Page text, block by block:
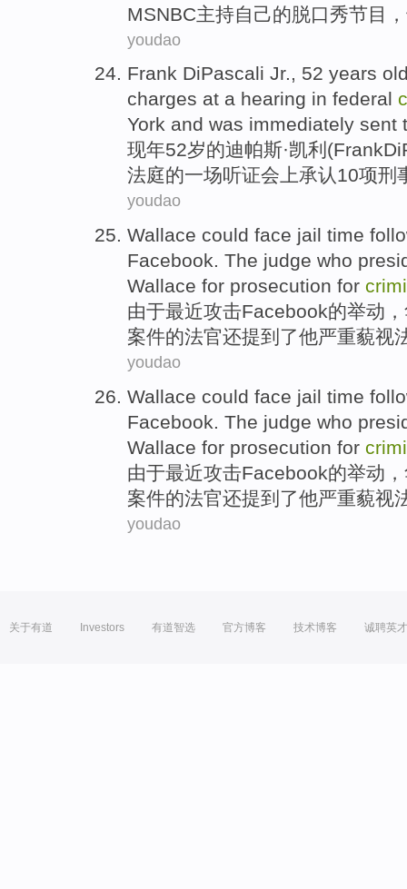
MSNBC主持自己的脱口秀节目
youdao
Frank DiPascali Jr., 52 years
charges at a hearing in federal
York and was immediately sent
现年52岁的迪帕斯·凯利(Frank
法庭的一场听证会 上承认10项刑
youdao
Wallace could face jail time
Facebook. The judge who
Wallace for prosecution for
由于最近攻击Facebook的举动，
案件的法官还提到 了他严重藐视
youdao
Wallace could face jail time
Facebook. The judge who
Wallace for prosecution for
由于最近攻击Facebook的举动，
案件的法官还提到 了他严重藐视
youdao
关于有道 Investors 有道智选 官方博客 技术博客 诚聘英才